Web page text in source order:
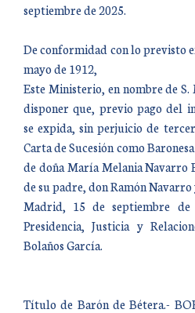
septiembre de 2025.
De conformidad con lo previsto
mayo de 1912,
Este Ministerio, en nombre de S.
disponer que, previo pago del
se expida, sin perjuicio de
Carta de Sucesión como
de doña María Melania Navarro
de su padre, don Ramón Navarro
Madrid, 15 de septiembre
Presidencia, Justicia y
Bolaños García.
Título de Barón de Bétera.-